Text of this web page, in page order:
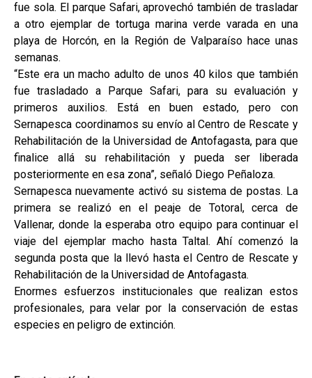
fue sola. El parque Safari, aprovechó también de trasladar
a otro ejemplar de tortuga marina verde varada en una
playa de Horcón, en la Región de Valparaíso hace unas
semanas.
“Este era un macho adulto de unos 40 kilos que también
fue trasladado a Parque Safari, para su evaluación y
primeros auxilios. Está en buen estado, pero con
Sernapesca coordinamos su envío al Centro de Rescate y
Rehabilitación de la Universidad de Antofagasta, para que
finalice allá su rehabilitación y pueda ser liberada
posteriormente en esa zona”, señaló Diego Peñaloza.
Sernapesca nuevamente activó su sistema de postas. La
primera se realizó en el peaje de Totoral, cerca de
Vallenar, donde la esperaba otro equipo para continuar el
viaje del ejemplar macho hasta Taltal. Ahí comenzó la
segunda posta que la llevó hasta el Centro de Rescate y
Rehabilitación de la Universidad de Antofagasta.
Enormes esfuerzos institucionales que realizan estos
profesionales, para velar por la conservación de estas
especies en peligro de extinción.